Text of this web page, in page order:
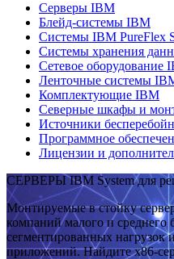
Серверы IBM
Блейд-системы IBM
Системы IBM PureFlex
Системы хранения
Сетевое оборудование
Ленточные системы
Комплектующие IBM
Северные шкафы и
Источники
Программное
Лицензии и
СЕРВЕРЫ IBM System для
Монтируемые в стойку
компаний малого и среднего
сегментированных нагрузок
приложений. Найдите x86-